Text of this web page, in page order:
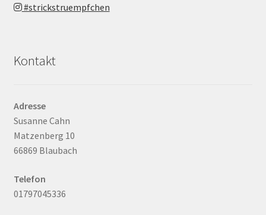
#strickstruempfchen
Kontakt
Adresse
Susanne Cahn
Matzenberg 10
66869 Blaubach
Telefon
01797045336